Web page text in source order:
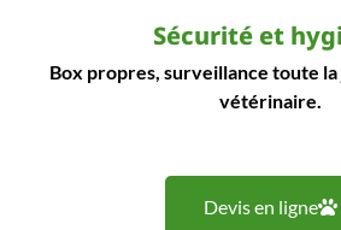
Sécurité et
Box propres, surveillance toute
vétérinaire.
Devis en ligne